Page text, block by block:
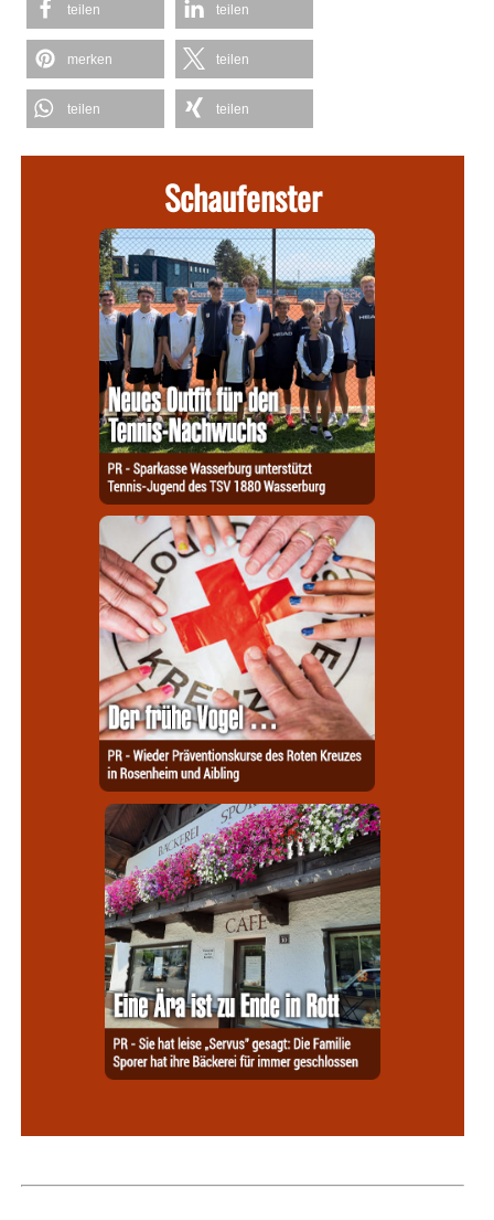
teilen teilen
merken teilen
teilen teilen
Schaufenster